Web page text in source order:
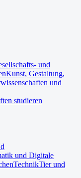
und
Kunst, Gestaltung,
und
studieren
und Digitale
TechnikTier und